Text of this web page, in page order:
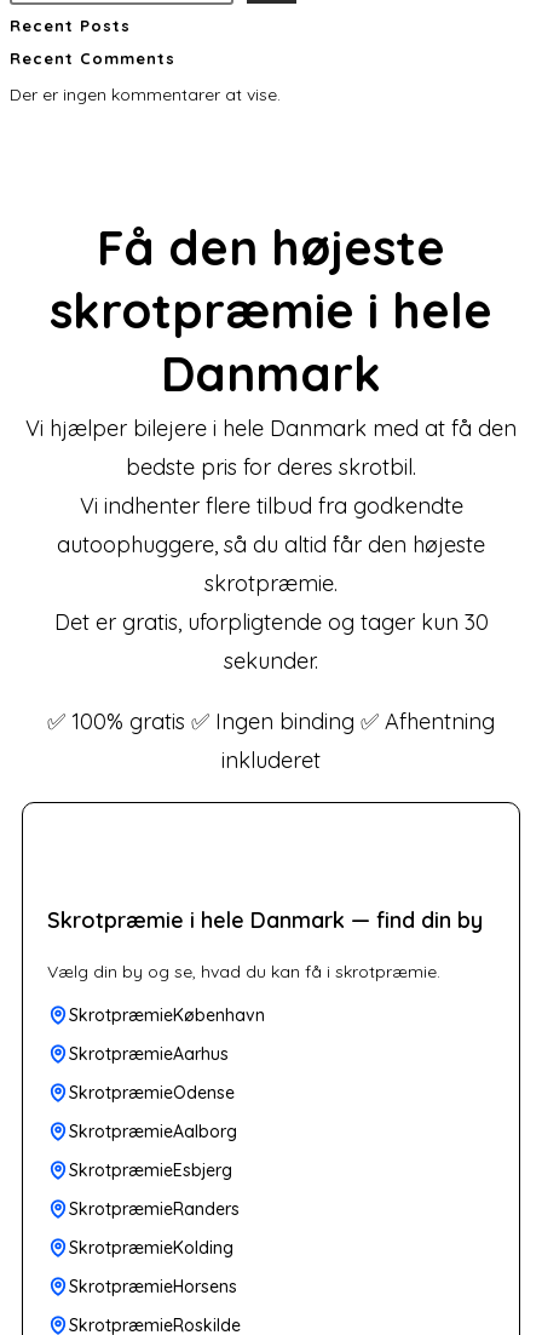
Recent Posts
Recent Comments
Der er ingen kommentarer at vise.
Få den højeste
skrotpræmie i hele
Danmark
Vi hjælper bilejere i hele Danmark med at få den
bedste pris for deres skrotbil.
Vi indhenter flere tilbud fra godkendte
autoophuggere, så du altid får den højeste
skrotpræmie.
Det er gratis, uforpligtende og tager kun 30
sekunder.
✅ 100% gratis ✅ Ingen binding ✅ Afhentning
inkluderet
Skrotpræmie i hele Danmark — find din by
Vælg din by og se, hvad du kan få i skrotpræmie.
SkrotpræmieKøbenhavn
SkrotpræmieAarhus
SkrotpræmieOdense
SkrotpræmieAalborg
SkrotpræmieEsbjerg
SkrotpræmieRanders
SkrotpræmieKolding
SkrotpræmieHorsens
SkrotpræmieRoskilde